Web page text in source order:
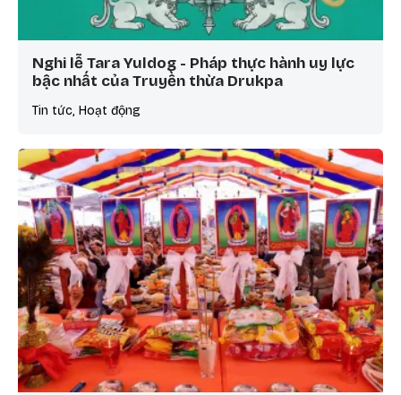
Nghi lễ Tara Yuldog - Pháp thực hành uy lực
bậc nhất của Truyền thừa Drukpa
Tin tức, Hoạt động